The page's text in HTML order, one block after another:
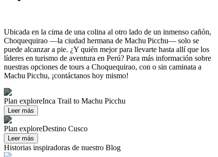
Ubicada en la cima de una colina al otro lado de un inmenso cañón,
Choquequirao —la ciudad hermana de Machu Picchu— solo se
puede alcanzar a pie. ¿Y quién mejor para llevarte hasta allí que los
líderes en turismo de aventura en Perú? Para más información sobre
nuestras opciones de tours a Choquequirao, con o sin caminata a
Machu Picchu, ¡contáctanos hoy mismo!
Plan exploreInca Trail to Machu Picchu
Leer más
Plan exploreDestino Cusco
Leer más
Historias inspiradoras de nuestro Blog